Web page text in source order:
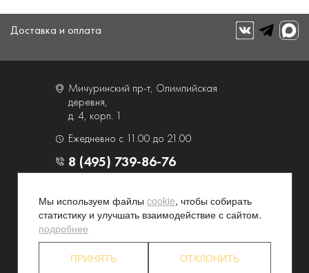
Доставка и оплата
Мичуринский пр-т, Олимпийская
деревня,
д. 4, корп. 1
Ежедневно с 11.00 до 21.00
8 (495) 739-86-76
Услуги
Контакты и схема проезда
Наши преимущества
Программа лояльности
Мы используем файлы cookie, чтобы собирать
статистику и улучшать взаимодействие с сайтом.
подробнее
ПРИНЯТЬ ОТКЛОНИТЬ